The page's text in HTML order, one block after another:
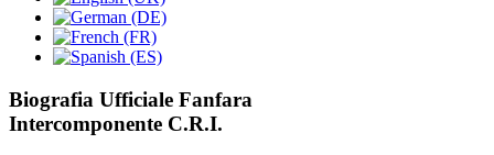
Biografia Ufficiale Fanfara
Intercomponente C.R.I.